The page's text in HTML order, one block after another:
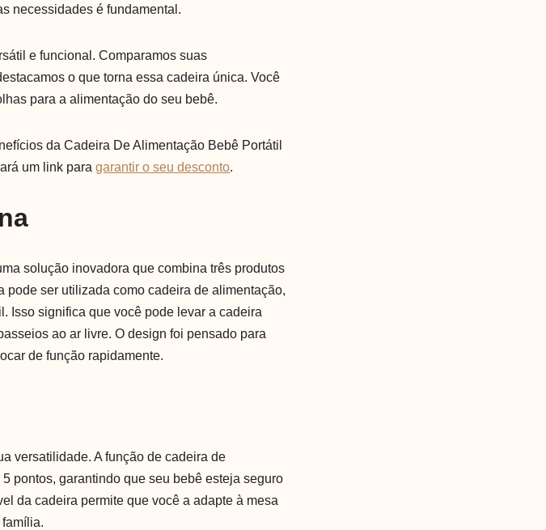
necessidades é fundamental.
e funcional. Comparamos suas
o que torna essa cadeira única. Você
para a alimentação do seu bebê.
da Cadeira De Alimentação Bebê Portátil
um link paragarantir o seu desconto.
solução inovadora que combina três produtos
pode ser utilizada como cadeira de alimentação,
Isso significa que você pode levar a cadeira
ao ar livre. O design foi pensado para
de função rapidamente.
versatilidade. A função de cadeira de
pontos, garantindo que seu bebê esteja seguro
da cadeira permite que você a adapte à mesa